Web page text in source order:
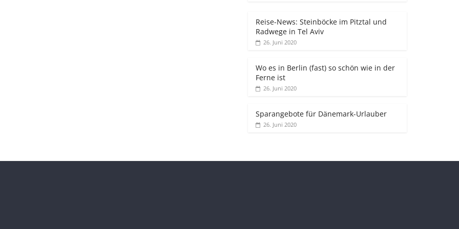
Reise-News: Steinböcke im Pitztal und
Radwege in Tel Aviv
26. Juni 2020
Wo es in Berlin (fast) so schön wie in der
Ferne ist
26. Juni 2020
Sparangebote für Dänemark-Urlauber
26. Juni 2020